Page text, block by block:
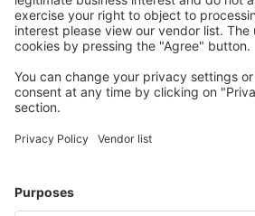
Vyberte si z více než 1.3 milionu
apartmánů, chat a dalších.
Uživateli eSky nejčastěji
Ubytování ve Francii - Oblíbená města
Ubytování in Cannes Ubytování in